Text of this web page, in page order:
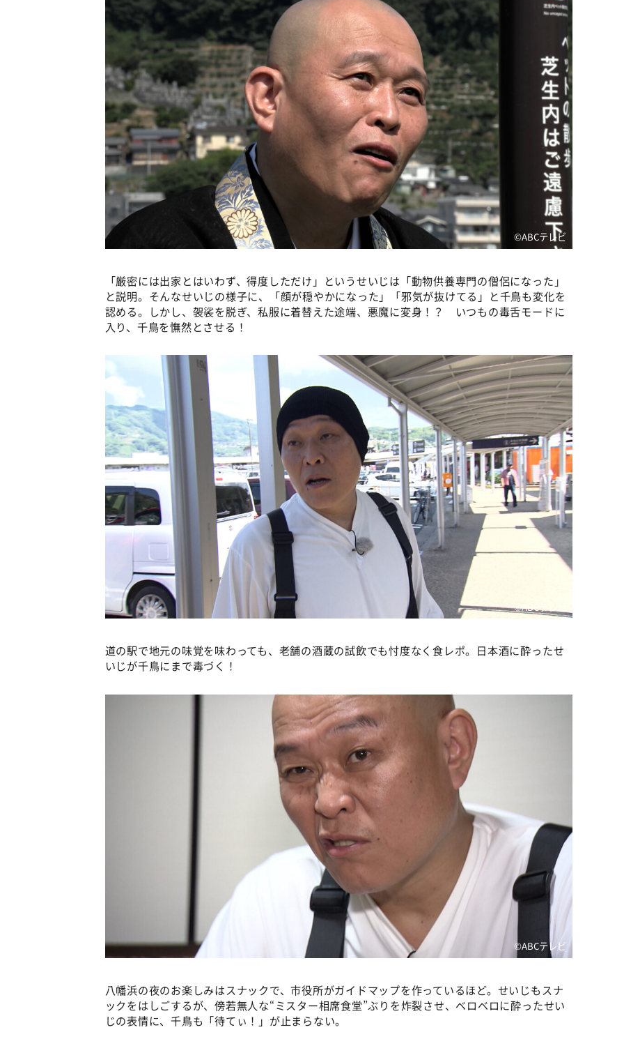
©️ABCテレビ
「厳密には出家とはいわず、得度しただけ」というせいじは「動物供養専門の僧侶になった」
と説明。そんなせいじの様子に、「顔が穏やかになった」「邪気が抜けてる」と千鳥も変化を
認める。しかし、袈裟を脱ぎ、私服に着替えた途端、悪魔に変身！？ いつもの毒舌モードに
入り、千鳥を憮然とさせる！
©️ABCテレビ
道の駅で地元の味覚を味わっても、老舗の酒蔵の試飲でも忖度なく食レポ。日本酒に酔ったせ
いじが千鳥にまで毒づく！
©️ABCテレビ
八幡浜の夜のお楽しみはスナックで、市役所がガイドマップを作っているほど。せいじもスナ
ックをはしごするが、傍若無人な“ミスター相席食堂”ぶりを炸裂させ、ベロベロに酔ったせい
じの表情に、千鳥も「待てぃ！」が止まらない。